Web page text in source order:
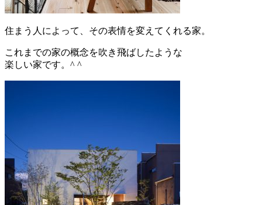
住まう人によって、その表情を変えてくれる家。
これまでの家の概念を吹き飛ばしたような
楽しい家です。^ ^